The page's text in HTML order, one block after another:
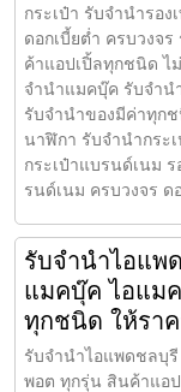
กระเป๋า รับจำนำรอ
ดอกเบี้ยต่ำ ครบวงจ
ค้าแอปเปิ้ลทุกชนิด ไ
จำนำแมคบุ๊ค รับจำน
รับจำนำของมีค่าทุก
นาฬิกา รับจำนำกระ
กระเป๋าแบรนด์เนม
รนด์เนม ครบวงจร ด
รับจำนำไอแพ
แมคบุ๊ค ไอแม
ทุกชนิด ให้ราค
รับจำนำไอแพดชลบุ
พอต ทุกรุ่น สินค้าแอ